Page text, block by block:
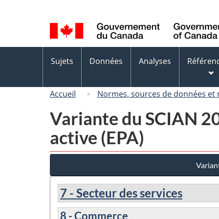
de
la
langue
des
Sujets Données Analyses
Accueil Normes, sources de données et
Variante du SCIAN
active (EPA)
7 - Secteur des services
8 - Commerce